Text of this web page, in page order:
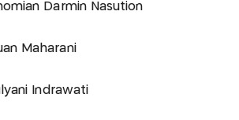
Darmin Nasution
Maharani
Indrawati